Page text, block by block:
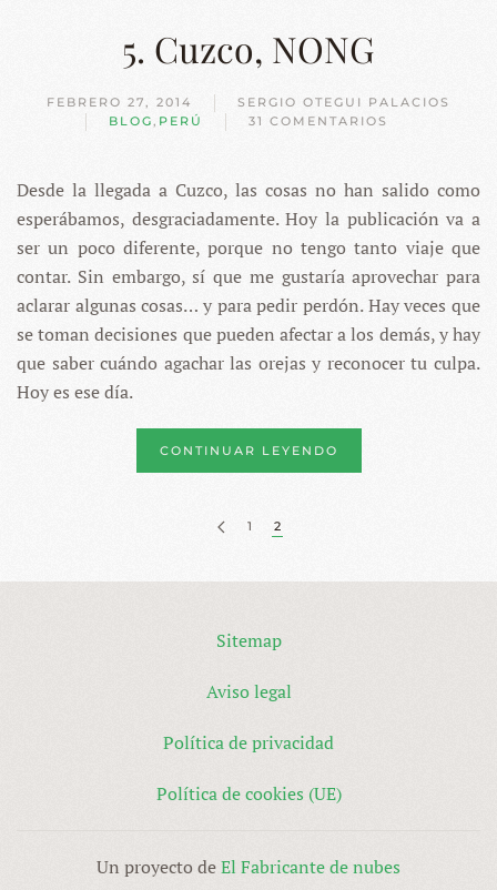
5. Cuzco, NONG
FEBRERO 27, 2014
SERGIO OTEGUI PALACIOS
BLOG, PERÚ 31 COMENTARIOS
EN
NONG
Desde la llegada a Cuzco, las cosas no han salido como
esperábamos, desgraciadamente. Hoy la publicación va a
ser un poco diferente, porque no tengo tanto viaje que
contar. Sin embargo, sí que me gustaría aprovechar para
aclarar algunas cosas… y para pedir perdón. Hay veces que
se toman decisiones que pueden afectar a los demás, y hay
que saber cuándo agachar las orejas y reconocer tu culpa.
Hoy es ese día.
CONTINUAR LEYENDO
1 2
Sitemap
Aviso legal
Política de privacidad
Política de cookies (UE)
Un proyecto deEl Fabricante de nubes